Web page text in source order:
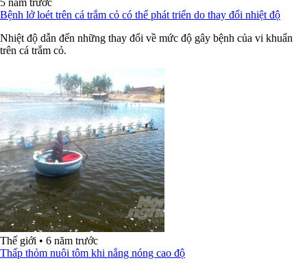
Bệnh lở loét trên cá trắm cỏ có thể phát triển do thay đổi nhiệt độ
Nhiệt độ dẫn đến những thay đổi về mức độ gây bệnh của vi khuẩn
trên cá trắm cỏ.
Thế giới • 6 năm trước
Thấp thỏm nuôi tôm khi nắng nóng cao độ